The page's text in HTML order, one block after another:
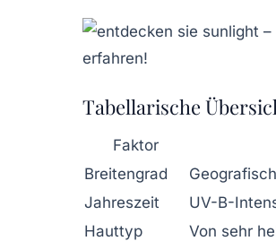
Tabellarische
Faktor
Breitengrad
Jahreszeit
UV-B-
Hauttyp
Von sehr